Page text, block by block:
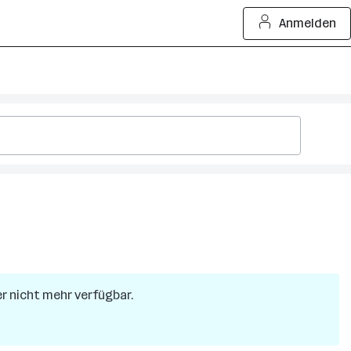
Anmelden
nicht mehr verfügbar.